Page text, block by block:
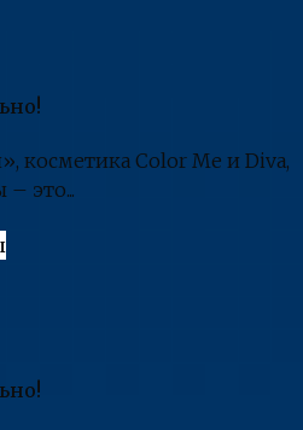
косметика Color Me и Diva,
это...